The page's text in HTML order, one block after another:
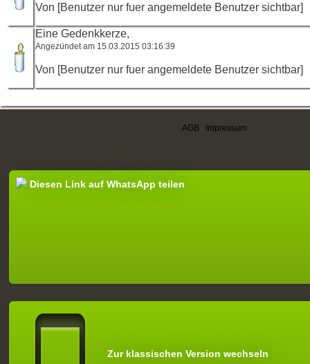
Von [Benutzer nur fuer angemeldete Benutzer sichtbar]
Eine Gedenkkerze,
Angezündet am 15.03.2015 03:16:39
Von [Benutzer nur fuer angemeldete Benutzer sichtbar]
AGB Impressum
Diesen Link auf WhatsApp teilen
Zur klassischen Version wechseln